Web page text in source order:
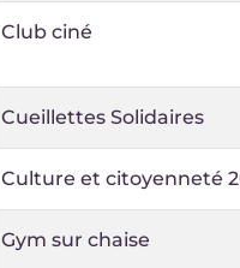
Club ciné
Cueillettes Solidaires
Culture et citoyenneté
Gym sur chaise